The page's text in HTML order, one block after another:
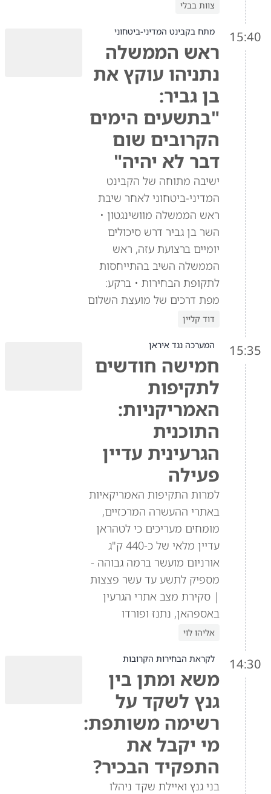
צוות בבלי
15:40 מתח בקבינט המדיני-ביטחוני
ראש הממשלה
נתניהו עוקץ את
בן גביר:
"בתשעים הימים
הקרובים שום
דבר לא יהיה"
ישיבה מתוחה של הקבינט
המדיני-ביטחוני לאחר שיבת
ראש הממשלה מוושינגטון •
השר בן גביר דרש סיכולים
יומיים ברצועת עזה, ראש
הממשלה השיב בהתייחסות
לתקופת הבחירות • ברקע:
מפת דרכים של מועצת השלום
דוד קליין
15:35 המערכה נגד איראן
חמישה חודשים
לתקיפות
האמריקניות:
התוכנית
הגרעינית עדיין
פעילה
למרות התקיפות האמריקאיות
באתרי ההעשרה המרכזיים,
מומחים מעריכים כי לטהראן
עדיין מלאי של כ-440 ק"ג
אורניום מועשר ברמה גבוהה -
מספיק לתשע עד עשר פצצות
| סקירת מצב אתרי הגרעין
באספהאן, נתנז ופורדו
אליהו לוי
14:30 לקראת הבחירות הקרובות
משא ומתן בין
גנץ לשקד על
רשימה משותפת:
מי יקבל את
התפקיד הבכיר?
בני גנץ ואיילת שקד ניהלו